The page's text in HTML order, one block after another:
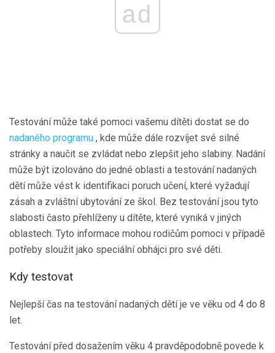
ad
Testování může také pomoci vašemu dítěti dostat se do
nadaného programu , kde může dále rozvíjet své silné
stránky a naučit se zvládat nebo zlepšit jeho slabiny. Nadání
může být izolováno do jedné oblasti a testování nadaných
dětí může vést k identifikaci poruch učení, které vyžadují
zásah a zvláštní ubytování ze škol. Bez testování jsou tyto
slabosti často přehlíženy u dítěte, které vyniká v jiných
oblastech. Tyto informace mohou rodičům pomoci v případě
potřeby sloužit jako speciální obhájci pro své děti.
Kdy testovat
Nejlepší čas na testování nadaných dětí je ve věku od 4 do 8
let.
Testování před dosažením věku 4 pravděpodobně povede k